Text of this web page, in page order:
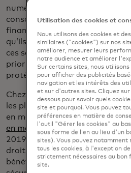
numérisation dans laquelle
consommateurs s’attendent à
financières soient aussi à la
qu’ils le sont. Ils partagent
ces services, mais un facteur
prioritaire avant tout : ces
protégées et sécurisées.
Chez Mastercard, nous nous
les plus élevées en matière de
en matière de données. Nos
en matière de données et de
2019, sont ancrés dans le
droits des personnes à
bénéficier de leurs données.
Utilisation des cookies et
Nous utilisons des cookies et
similaires ("cookies") sur nos
améliorer, mesurer leurs
notre audience et améliorer
Sur certains sites, nous
pour afficher des publicités
navigation et les intérêts des
et sur d'autres sites. Cliquez
dessous pour savoir quels
site et pourquoi. Vous pouvez
préférences en matière de
l'outil "Gérer les cookies" au
sous forme de lien au lieu d'un
sites). Vous pouvez notamment
tous les cookies, à l'exception
strictement nécessaires au bon
site.